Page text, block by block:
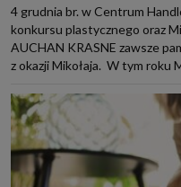
4 grudnia br. w Centrum
konkursu plastycznego oraz
AUCHAN KRASNE zawsze
z okazji Mikołaja. W tym roku